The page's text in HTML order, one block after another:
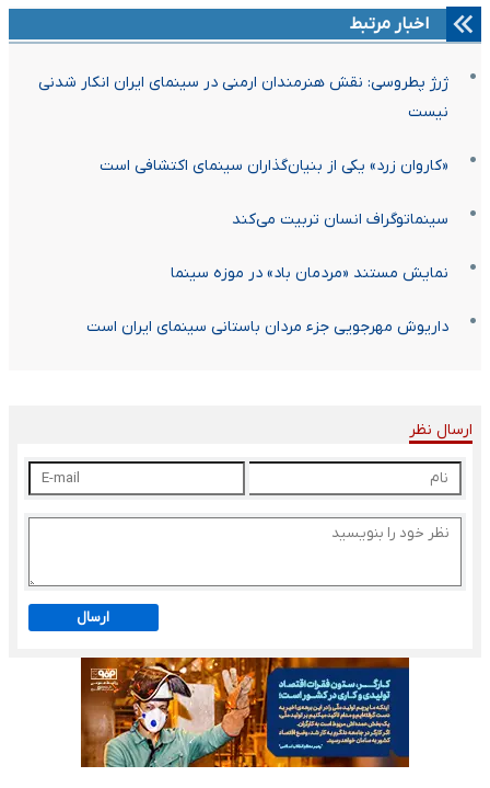
اخبار مرتبط
ژرژ پطروسی: نقش هنرمندان ارمنی در سینمای ایران انکار شدنی
نیست
«کاروان زرد» یکی از بنیان‌گذاران سینمای اکتشافی است
سینماتوگراف انسان تربیت می‌کند
نمایش مستند «مردمان باد» در موزه سینما
داریوش مهرجویی جزء مردان باستانی سینمای ایران است
ارسال نظر
ارسال